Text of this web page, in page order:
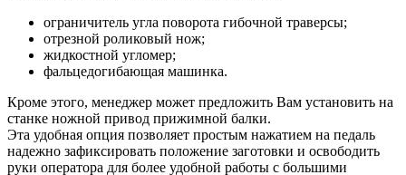
ограничитель угла поворота гибочной траверсы;
отрезной роликовый нож;
жидкостной угломер;
фальцедогибающая машинка.
Кроме этого, менеджер может предложить Вам установить на
станке ножной привод прижимной балки.
Эта удобная опция позволяет простым нажатием на педаль
надежно зафиксировать положение заготовки и освободить
руки оператора для более удобной работы с большими